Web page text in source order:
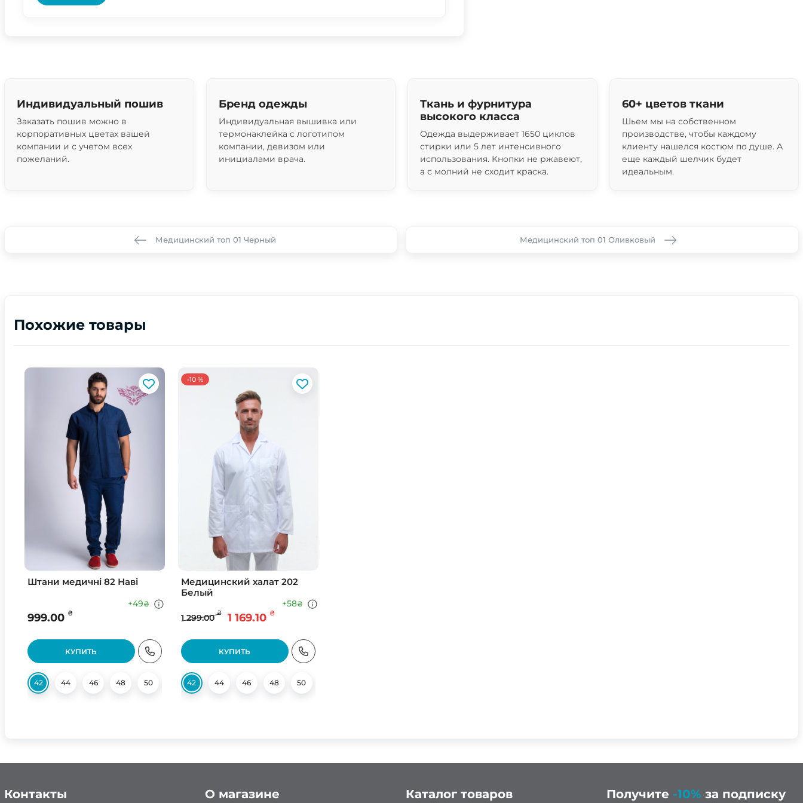
Индивидуальный пошив
Заказать пошив можно в
корпоративных цветах вашей
компании и с учетом всех
пожеланий.
Бренд одежды
Индивидуальная вышивка или
термонаклейка с логотипом
компании, девизом или
инициалами врача.
Ткань и фурнитура
высокого класса
Одежда выдерживает 1650 циклов
стирки или 5 лет интенсивного
использования. Кнопки не ржавеют,
а с молний не сходит краска.
60+ цветов ткани
Шьем мы на собственном
производстве, чтобы каждому
клиенту нашелся костюм по душе. А
еще каждый шелчик будет
идеальным.
Медицинский топ 01 Черный Медицинский топ 01 Оливковый
Похожие товары
Штани медичні 82 Наві
999.00 ₴
+49₴
КУПИТЬ
42 44 46 48 50 54
-10 %
Медицинский халат 202
Белый
1 299.00 ₴ 1 169.10 ₴
+58₴
КУПИТЬ
42 44 46 48 50
Контакты О магазине Каталог товаров Получите -10% за подписку